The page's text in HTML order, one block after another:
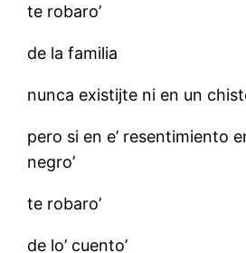
te robaro’
de la familia
nunca existijte ni en un
pero si en e’ resentimiento
negro’
te robaro’
de lo’ cuento’